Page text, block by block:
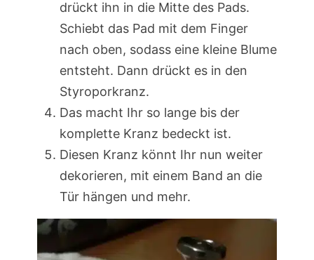
drückt ihn in die Mitte des Pads.
Schiebt das Pad mit dem Finger
nach oben, sodass eine kleine Blume
entsteht. Dann drückt es in den
Styroporkranz.
Das macht Ihr so lange bis der
komplette Kranz bedeckt ist.
Diesen Kranz könnt Ihr nun weiter
dekorieren, mit einem Band an die
Tür hängen und mehr.